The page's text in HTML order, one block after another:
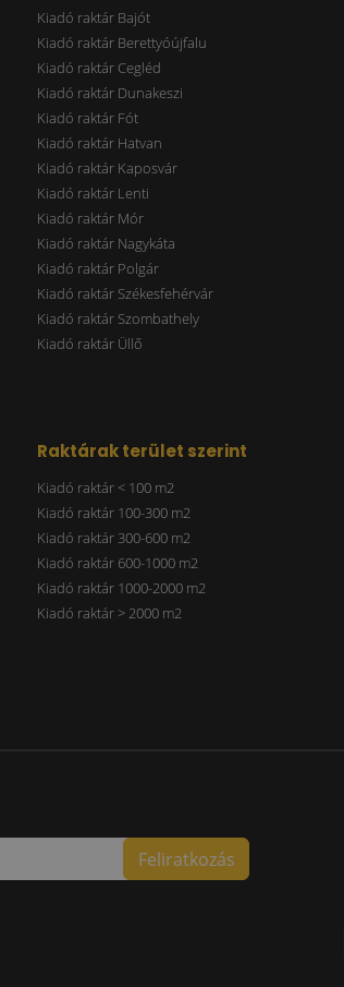
Kiadó raktár Bajót
Kiadó raktár Berettyóújfalu
Kiadó raktár Cegléd
Kiadó raktár Dunakeszi
Kiadó raktár Fót
Kiadó raktár Hatvan
Kiadó raktár Kaposvár
Kiadó raktár Lenti
Kiadó raktár Mór
Kiadó raktár Nagykáta
Kiadó raktár Polgár
Kiadó raktár Székesfehérvár
Kiadó raktár Szombathely
Kiadó raktár Üllő
Raktárak terület szerint
Kiadó raktár < 100 m2
Kiadó raktár 100-300 m2
Kiadó raktár 300-600 m2
Kiadó raktár 600-1000 m2
Kiadó raktár 1000-2000 m2
Kiadó raktár > 2000 m2